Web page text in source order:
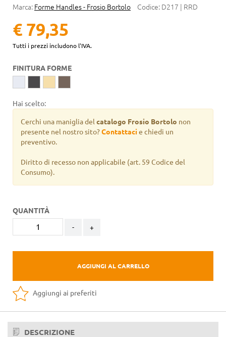
Marca: Forme Handles - Frosio Bortolo Codice: D217 | RRD
€ 79,35
Tutti i prezzi includono l'IVA.
FINITURA FORME
Hai scelto:
Cerchi una maniglia del catalogo Frosio Bortolo non
presente nel nostro sito?Contattacie chiedi un
preventivo.
Diritto di recesso non applicabile (art. 59 Codice del
Consumo).
QUANTITÀ
- +
AGGIUNGI AL CARRELLO
Aggiungi ai preferiti
DESCRIZIONE